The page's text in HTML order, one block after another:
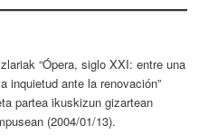
“Ópera, siglo XXI: entre una
inquietud ante la renovación”
partea ikuskizun gizartean
(2004/01/13).